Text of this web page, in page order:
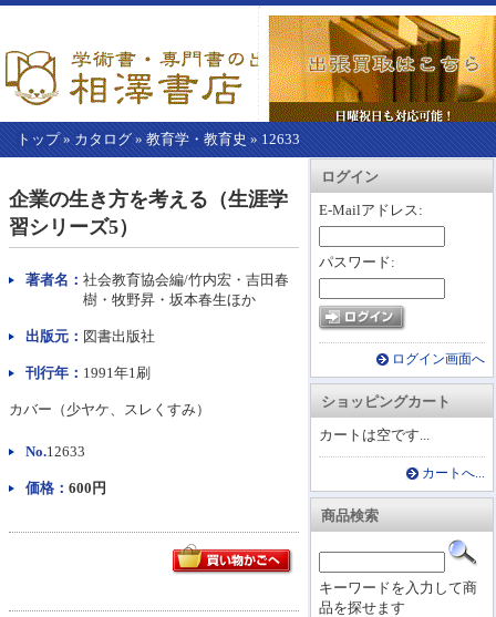
トップ» カタログ » 教育学・教育史 » 12633
カートを見る
ログイン
E-Mailアドレス:
パスワード:
ログイン画面へ
ショッピングカート
カートは空です...
カートへ...
商品検索
キーワードを入力して商
品を探せます
こ
か
ら
本
文】
企業の生き方を考える（生涯学
習シリーズ5）
著者名： 社会教育協会編/竹内宏・吉田春
樹・牧野昇・坂本春生ほか
出版元： 図書出版社
刊行年： 1991年1刷
カバー（少ヤケ、スレくすみ）
No.12633
価格： 600円